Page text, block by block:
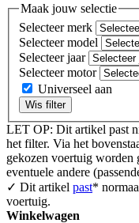
Maak jouw selectie
Selecteer merk
Selecteer model
Selecteer jaar
Selecteer motor
Universeel aan
Wis filter
LET OP: Dit artikel past
het filter. Via het
gekozen voertuig worden
eventuele andere
✓ Dit artikel past*
voertuig.
Winkelwagen